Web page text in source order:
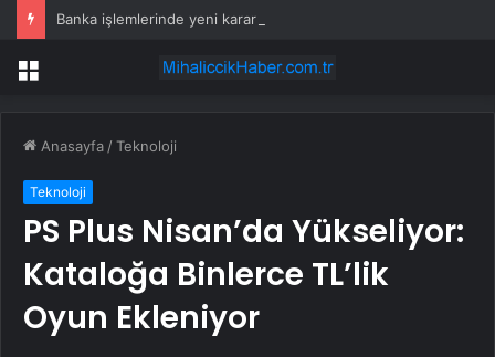
Banka işlemlerinde yeni karar! Ücreti müşteri ödeyecek
Menü
Anasayfa /Teknoloji
Teknoloji
PS Plus Nisan’da Yükseliyor:
Kataloğa Binlerce TL’lik
Oyun Ekleniyor